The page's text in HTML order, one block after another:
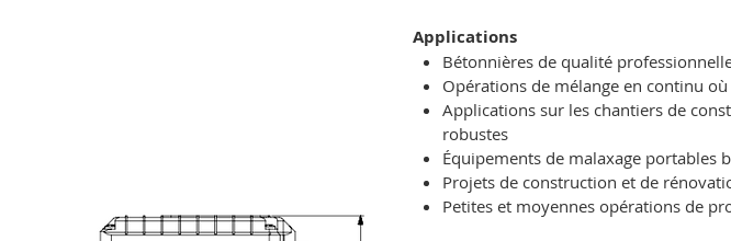
Applications
Bétonnières de qualité
Opérations de mélange en continu
Applications sur les chantiers de
robustes
Équipements de malaxage portables
Projets de construction et de
Petites et moyennes opérations de